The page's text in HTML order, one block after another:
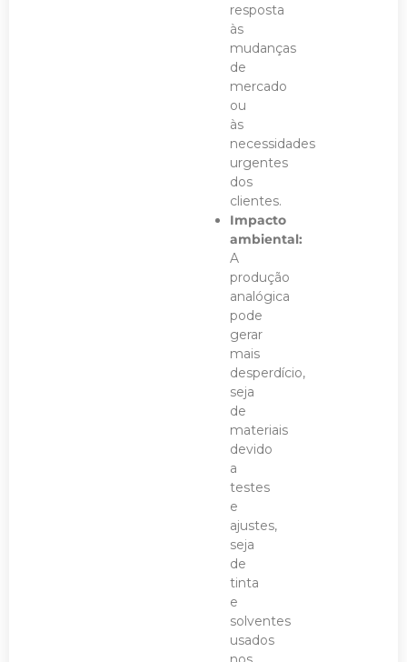
resposta
às
mudanças
de
mercado
ou
às
necessidades
urgentes
dos
clientes.
Impacto
ambiental:
A
produção
analógica
pode
gerar
mais
desperdício,
seja
de
materiais
devido
a
testes
e
ajustes,
seja
de
tinta
e
solventes
usados